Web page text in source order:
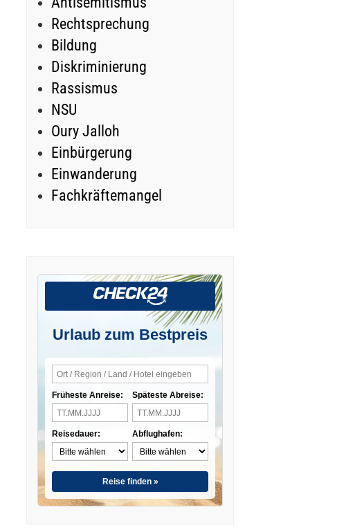
Rechtsprechung
Bildung
Diskriminierung
Rassismus
NSU
Oury Jalloh
Einbürgerung
Einwanderung
Fachkräftemangel
Urlaub zum Bestpreis
Früheste Anreise:
Reisedauer:
Späteste Abreise:
Abflughafen:
Reise finden »